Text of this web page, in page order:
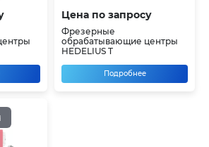
Цена по запросу
Фрезерные
обрабатывающие центры
HEDELIUS T
Подробнее